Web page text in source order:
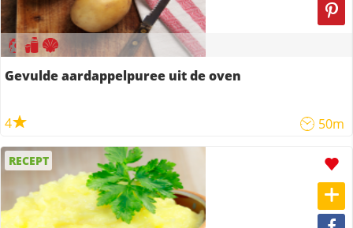
Gevulde aardappelpuree uit de oven
4 50m
RECEPT